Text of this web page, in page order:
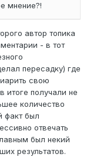
мнение?!
автор топика
- в тот
пересадку) где
свою
итоге получали не
количество
факт был
отвечать
был некий
результатов.